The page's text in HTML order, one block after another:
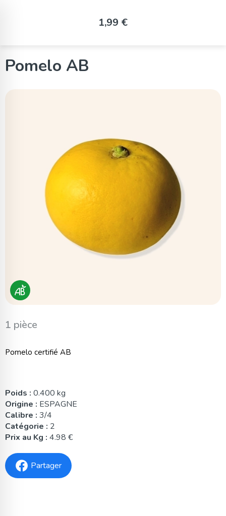
Pomelo AB
1 pièce
1,99 €
Pomelo certifié AB
Poids : 0.400 kg
Origine : ESPAGNE
Calibre : 3/4
Catégorie : 2
Prix au Kg : 4.98 €
Partager